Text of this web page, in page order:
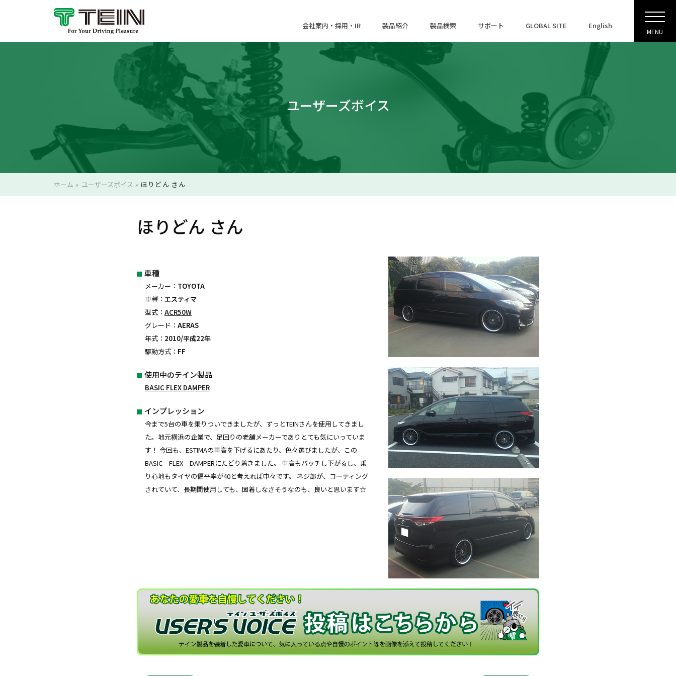
会社案内・採用・IR 製品紹介 製品検索 サポート GLOBAL SITE English
MENU
ユーザーズボイス
ホーム » ユーザーズボイス » ほりどん さん
ほりどん さん
車種
メーカー： TOYOTA
車種： エスティマ
型式： ACR50W
グレード： AERAS
年式： 2010/平成22年
駆動方式： FF
使用中のテイン製品
BASIC FLEX DAMPER
インプレッション
今まで5台の車を乗りついできましたが、ずっとTEINさんを使用してきまし
た。地元横浜の企業で、足回りの老舗メーカーでありとても気にいっていま
す！ 今回も、ESTIMAの車高を下げるにあたり、色々選びましたが、この
BASIC FLEX DAMPERにたどり着きました。 車高もバッチし下がるし、乗
り心地もタイヤの偏平率が40と考えれば中々です。 ネジ部が、コ―ティング
されていて、長期間使用しても、固着しなさそうなのも、良いと思います☆